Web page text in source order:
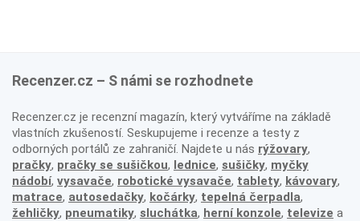
Recenzer.cz – S námi se rozhodnete
Recenzer.cz je recenzní magazín, který vytváříme na základě
vlastních zkušeností. Seskupujeme i recenze a testy z
odborných portálů ze zahraničí. Najdete u nás rýžovary,
pračky, pračky se sušičkou, lednice, sušičky, myčky
nádobí, vysavače, robotické vysavače, tablety, kávovary,
matrace, autosedačky, kočárky, tepelná čerpadla,
žehličky, pneumatiky, sluchátka, herní konzole, televize a